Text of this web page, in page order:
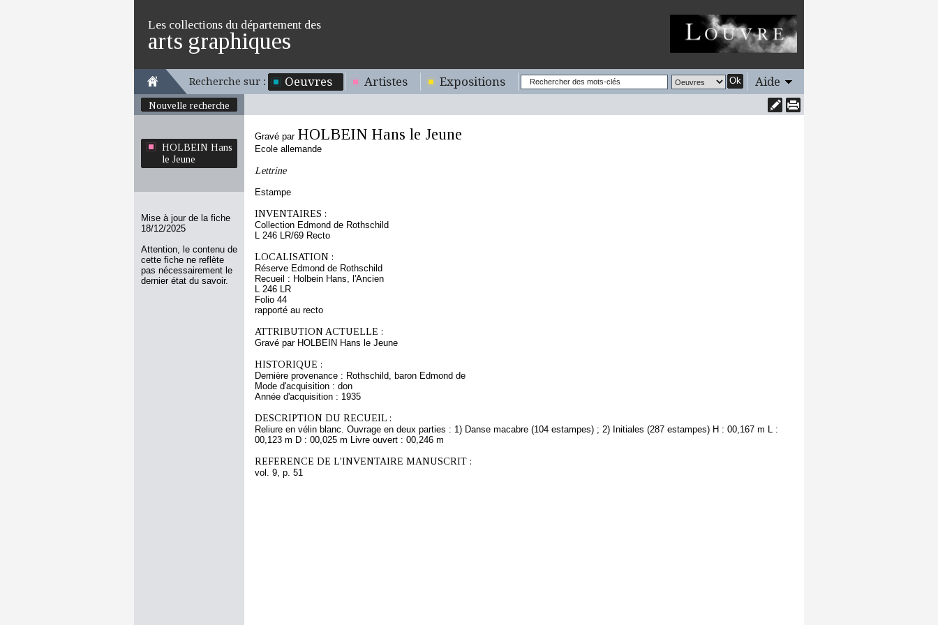
Les collections du département des
arts graphiques
Recherche sur : Oeuvres Artistes Expositions Ok Aide
Nouvelle recherche
HOLBEIN Hans
le Jeune
Mise à jour de la fiche
18/12/2025
Attention, le contenu de
cette fiche ne reflète
pas nécessairement le
dernier état du savoir.
Gravé par HOLBEIN Hans le Jeune
Ecole allemande
Lettrine
Estampe
INVENTAIRES :
Collection Edmond de Rothschild
L 246 LR/69 Recto
LOCALISATION :
Réserve Edmond de Rothschild
Recueil : Holbein Hans, l'Ancien
L 246 LR
Folio 44
rapporté au recto
ATTRIBUTION ACTUELLE :
Gravé par HOLBEIN Hans le Jeune
HISTORIQUE :
Dernière provenance : Rothschild, baron Edmond de
Mode d'acquisition : don
Année d'acquisition : 1935
DESCRIPTION DU RECUEIL :
Reliure en vélin blanc. Ouvrage en deux parties : 1) Danse macabre (104 estampes) ; 2) Initiales (287 estampes) H : 00,167 m L :
00,123 m D : 00,025 m Livre ouvert : 00,246 m
REFERENCE DE L'INVENTAIRE MANUSCRIT :
vol. 9, p. 51